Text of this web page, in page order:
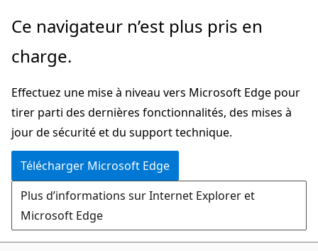
Passer
directement
au
principal
Ce navigateur n’est plus pris en
charge.
Effectuez une mise à niveau vers Microsoft Edge pour
tirer parti des dernières fonctionnalités, des mises à
jour de sécurité et du support technique.
Télécharger Microsoft Edge
Plus d’informations sur Internet Explorer et
Microsoft Edge